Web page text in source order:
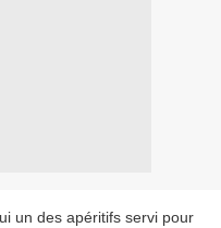
un des apéritifs servi pour